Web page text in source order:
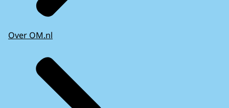
Over OM.nl